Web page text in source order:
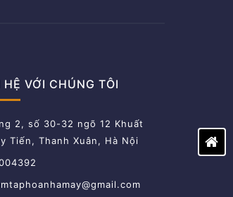
HỆ VỚI CHÚNG TÔI
2, số 30-32 ngõ 12 Khuất
Tiến, Thanh Xuân, Hà Nội